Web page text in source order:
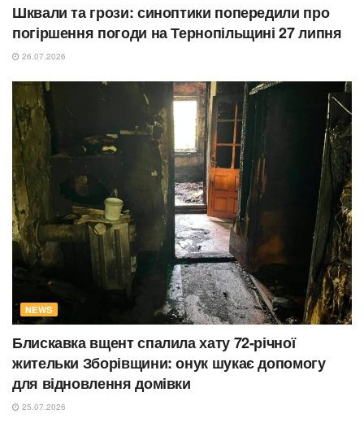
Шквали та грози: синоптики попередили про
погіршення погоди на Тернопільщині 27 липня
26.07.2026
NEWS
Блискавка вщент спалила хату 72-річної
жительки Зборівщини: онук шукає допомогу
для відновлення домівки
25.07.2026